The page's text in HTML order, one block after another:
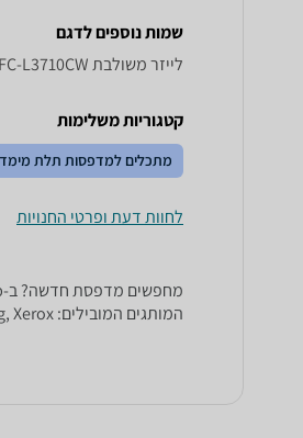
שמות נוספים לדגם
‏לייזר ‏משולבת Brother MFC - L 3710 CW, MFC-L3710CW Brother , Brother MFC-L3710CW
קטגוריות משלימות
מתכלים למדפסות תלת מימד
לחוות דעת ופרטי החנויות
המותגים המובילים: HP, Brother, Canon, Samsung, Xerox ורבים וטובים אחרים.